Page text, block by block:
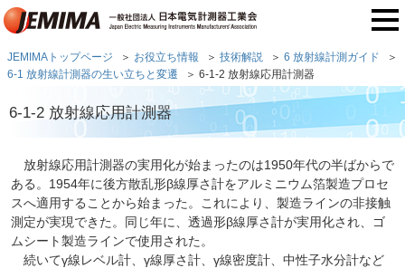
JEMIMAトップページ お役立ち情報 技術解説
6 放射線計測ガイド
6-1 放射線計測器の生い立ちと変遷
6-1-2 放射線応用計測器
6-1-2 放射線応用計測器
放射線応用計測器の実用化が始まったのは1950年代の半ばからで
ある。1954年に後方散乱形β線厚さ計をアルミニウム箔製造プロセ
スへ適用することから始まった。これにより、製造ラインの非接触
測定が実現できた。同じ年に、透過形β線厚さ計が実用化され、ゴ
ムシート製造ラインで使用された。
続いてγ線レベル計、γ線厚さ計、γ線密度計、中性子水分計など